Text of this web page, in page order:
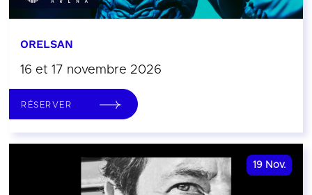
ORELSAN
16 et 17 novembre 2026
RÉSERVER
19 Nov.